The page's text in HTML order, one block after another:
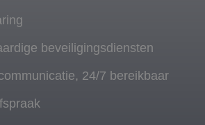
beveiligingsdiensten
24/7 bereikbaar